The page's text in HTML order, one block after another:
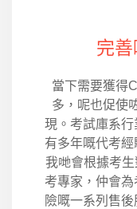
完善
當下需要獲得
多，呢也促使
現。考試庫系
有多年嘅代考
我哋會根據考
考專家，仲會
險嘅一系列售